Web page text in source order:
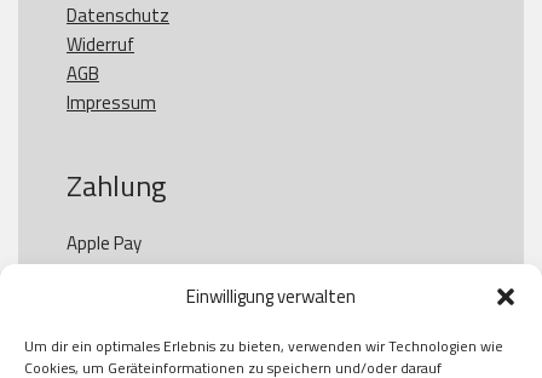
Einwilligung verwalten
Um dir ein optimales Erlebnis zu bieten, verwenden wir Technologien wie
Cookies, um Geräteinformationen zu speichern und/oder darauf
Datenschutz
Widerruf
AGB
Impressum
Zahlung
Apple Pay
Paypal
Kauf auf Rechung